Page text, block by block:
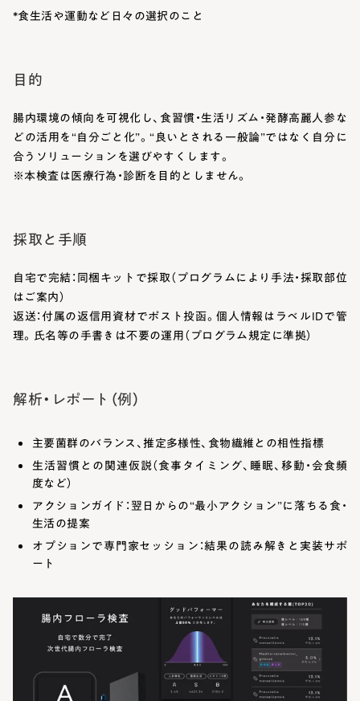
*食生活や運動など日々の選択のこと
目的
腸内環境の傾向を可視化し、食習慣・生活リズム・発酵高麗人参な
どの活用を“自分ごと化”。“良いとされる一般論”ではなく自分に
合うソリューションを選びやすくします。
※本検査は医療行為・診断を目的としません。
採取と手順
自宅で完結：同梱キットで採取（プログラムにより手法・採取部位
はご案内）
返送：付属の返信用資材でポスト投函。個人情報はラベルIDで管
理。氏名等の手書きは不要の運用（プログラム規定に準拠）
解析・レポート（例）
主要菌群のバランス、推定多様性、食物繊維との相性指標
生活習慣との関連仮説（食事タイミング、睡眠、移動・会食頻
度など）
アクションガイド：翌日からの“最小アクション”に落ちる食・
生活の提案
オプションで専門家セッション：結果の読み解きと実装サポ
ート